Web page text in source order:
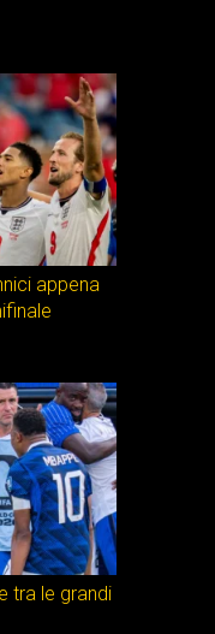
appena
tra le grandi